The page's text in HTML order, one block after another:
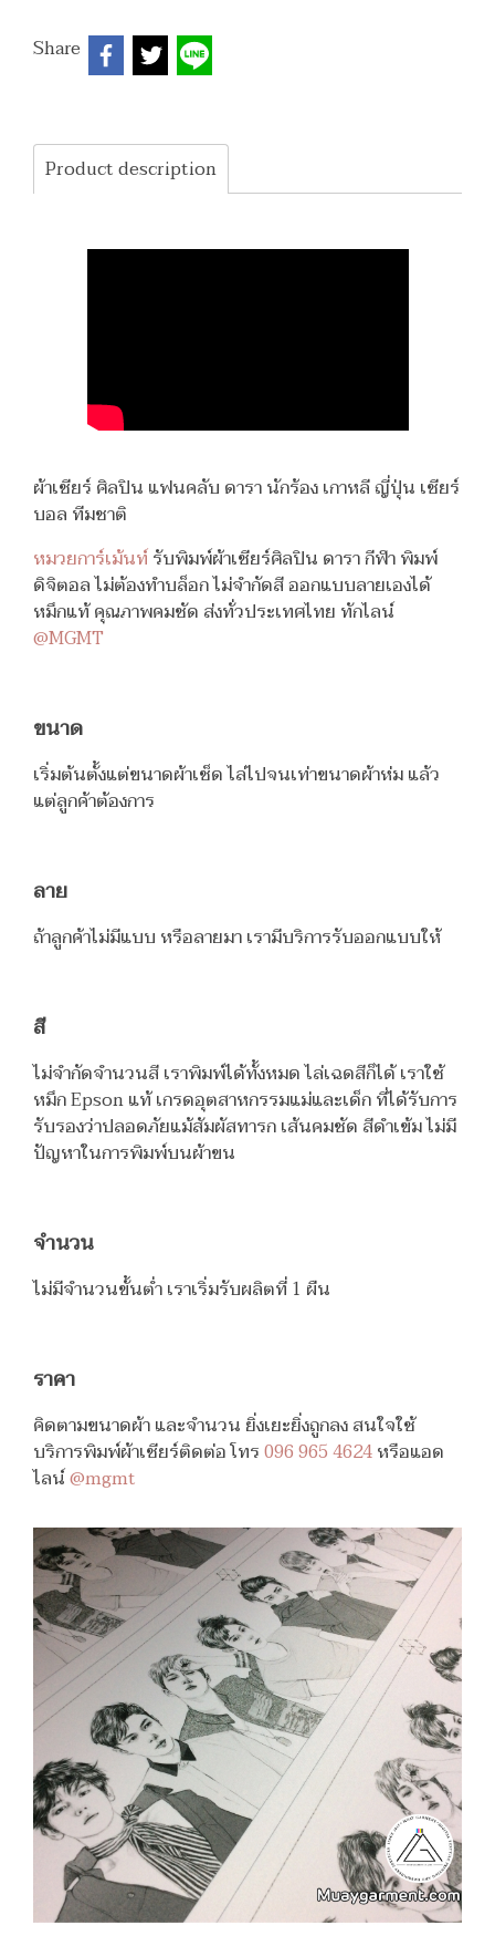
Share
Product description
ผ้าเชียร์ ศิลปิน แฟนคลับ ดารา นักร้อง เกาหลี ญี่ปุ่น เชียร์
บอล ทีมชาติ
หมวยการ์เม้นท์รับพิมพ์ผ้าเชียร์ศิลปิน ดารา กีฬา พิมพ์
ดิจิตอล ไม่ต้องทำบล็อก ไม่จำกัดสี ออกแบบลายเองได้
หมึกแท้ คุณภาพคมชัด ส่งทั่วประเทศไทย ทักไลน์
@MGMT
ขนาด
เริ่มต้นตั้งแต่ขนาดผ้าเช็ด ไล่ไปจนเท่าขนาดผ้าห่ม แล้ว
แต่ลูกค้าต้องการ
ลาย
ถ้าลูกค้าไม่มีแบบ หรือลายมา เรามีบริการรับออกแบบให้
สี
ไม่จำกัดจำนวนสี เราพิมพ์ได้ทั้งหมด ไล่เฉดสีก็ได้ เราใช้
หมึก Epson แท้ เกรดอุตสาหกรรมแม่และเด็ก ที่ได้รับการ
รับรองว่าปลอดภัยแม้สัมผัสทารก เส้นคมชัด สีดำเข้ม ไม่มี
ปัญหาในการพิมพ์บนผ้าขน
จำนวน
ไม่มีจำนวนขั้นต่ำ เราเริ่มรับผลิตที่ 1 ผืน
ราคา
คิดตามขนาดผ้า และจำนวน ยิ่งเยะยิ่งถูกลง สนใจใช้
บริการพิมพ์ผ้าเชียร์ติดต่อ โทร096 965 4624หรือแอด
ไลน์@mgmt